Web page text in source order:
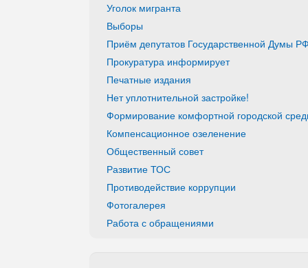
Уголок мигранта
Выборы
Приём депутатов Государственной Думы
Прокуратура информирует
Печатные издания
Нет уплотнительной застройке!
Формирование комфортной городской
Компенсационное озеленение
Общественный совет
Развитие ТОС
Противодействие коррупции
Фотогалерея
Работа с обращениями